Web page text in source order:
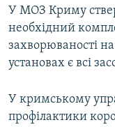
У МОЗ Криму
необхідний
захворюваності
установах є всі
У кримському
профілактики